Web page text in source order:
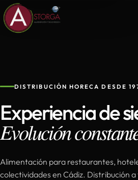
DISTRIBUCIÓN HORECA DESDE
Experiencia de
Evolución
Alimentación para restaurantes,
colectividades en Cádiz. Distribución